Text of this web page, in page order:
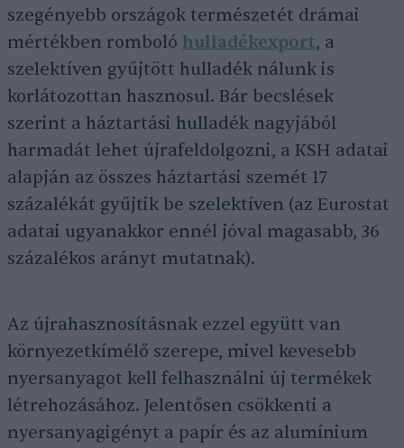
szegényebb országok természetét drámai
mértékben romboló hulladékexport, a
szelektíven gyűjtött hulladék nálunk is
korlátozottan hasznosul. Bár becslések
szerint a háztartási hulladék nagyjából
harmadát lehet újrafeldolgozni, a KSH adatai
alapján az összes háztartási szemét 17
százalékát gyűjtik be szelektíven (az Eurostat
adatai ugyanakkor ennél jóval magasabb, 36
százalékos arányt mutatnak).
Az újrahasznosításnak ezzel együtt van
környezetkímélő szerepe, mivel kevesebb
nyersanyagot kell felhasználni új termékek
létrehozásához. Jelentősen csökkenti a
nyersanyagigényt a papír és az alumínium